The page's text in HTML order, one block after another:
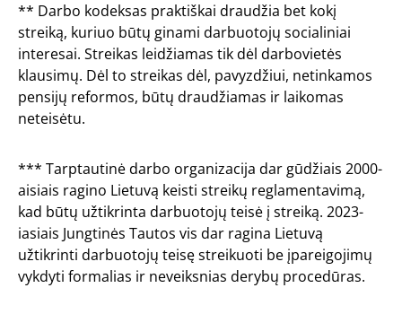
** Darbo kodeksas praktiškai draudžia bet kokį
streiką, kuriuo būtų ginami darbuotojų socialiniai
interesai. Streikas leidžiamas tik dėl darbovietės
klausimų. Dėl to streikas dėl, pavyzdžiui, netinkamos
pensijų reformos, būtų draudžiamas ir laikomas
neteisėtu.
*** Tarptautinė darbo organizacija dar gūdžiais 2000-
aisiais ragino Lietuvą keisti streikų reglamentavimą,
kad būtų užtikrinta darbuotojų teisė į streiką. 2023-
iasiais Jungtinės Tautos vis dar ragina Lietuvą
užtikrinti darbuotojų teisę streikuoti be įpareigojimų
vykdyti formalias ir neveiksnias derybų procedūras.